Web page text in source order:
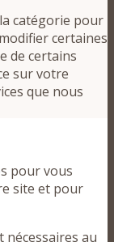
catégorie pour
certaines
de certains
sur votre
que nous
pour vous
site et pour
nécessaires au